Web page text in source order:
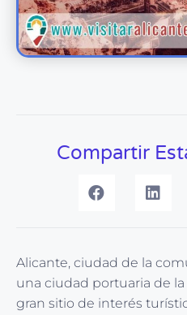
Compartir
Alicante, ciudad de la
una ciudad portuaria de
gran sitio de interés